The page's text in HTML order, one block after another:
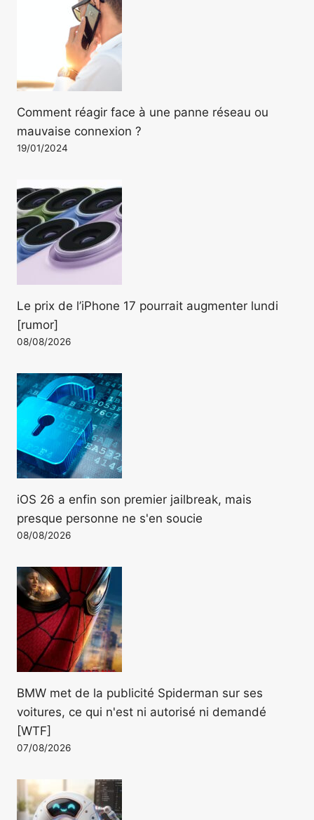
Comment réagir face à une panne réseau ou
mauvaise connexion ?
19/01/2024
Le prix de l’iPhone 17 pourrait augmenter lundi
[rumor]
08/08/2026
iOS 26 a enfin son premier jailbreak, mais
presque personne ne s'en soucie
08/08/2026
BMW met de la publicité Spiderman sur ses
voitures, ce qui n'est ni autorisé ni demandé
[WTF]
07/08/2026